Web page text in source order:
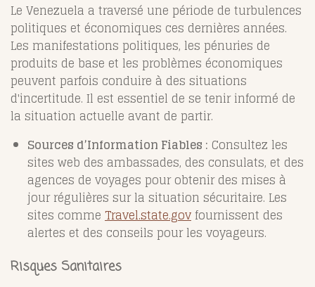
Le Venezuela a traversé une période de turbulences
politiques et économiques ces dernières années.
Les manifestations politiques, les pénuries de
produits de base et les problèmes économiques
peuvent parfois conduire à des situations
d'incertitude. Il est essentiel de se tenir informé de
la situation actuelle avant de partir.
Sources d’Information Fiables : Consultez les
sites web des ambassades, des consulats, et des
agences de voyages pour obtenir des mises à
jour régulières sur la situation sécuritaire. Les
sites comme Travel.state.govfournissent des
alertes et des conseils pour les voyageurs.
Risques Sanitaires